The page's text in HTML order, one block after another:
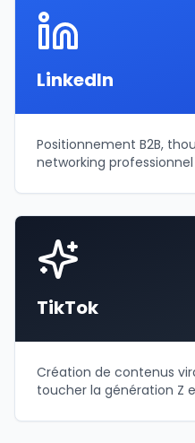
LinkedIn
Positionnement B2B,
networking
TikTok
Création de contenus
toucher la génération Z